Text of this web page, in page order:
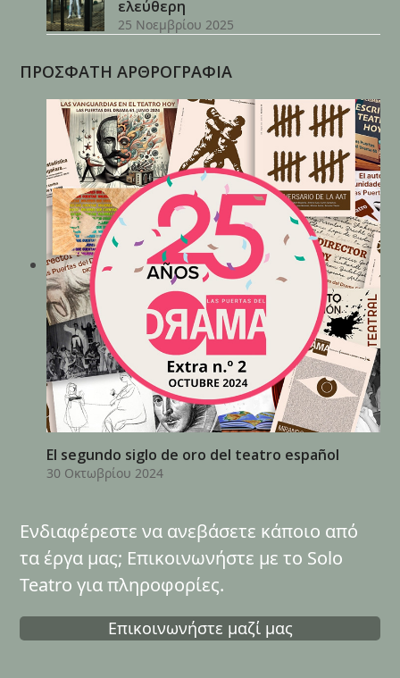
ελεύθερη
25 Νοεμβρίου 2025
ΠΡΟΣΦΑΤΗ ΑΡΘΡΟΓΡΑΦΙΑ
El segundo siglo de oro del teatro español
30 Οκτωβρίου 2024
Ενδιαφέρεστε να ανεβάσετε κάποιο από
τα έργα μας; Επικοινωνήστε με το Solo
Teatro για πληροφορίες.
Επικοινωνήστε μαζί μας